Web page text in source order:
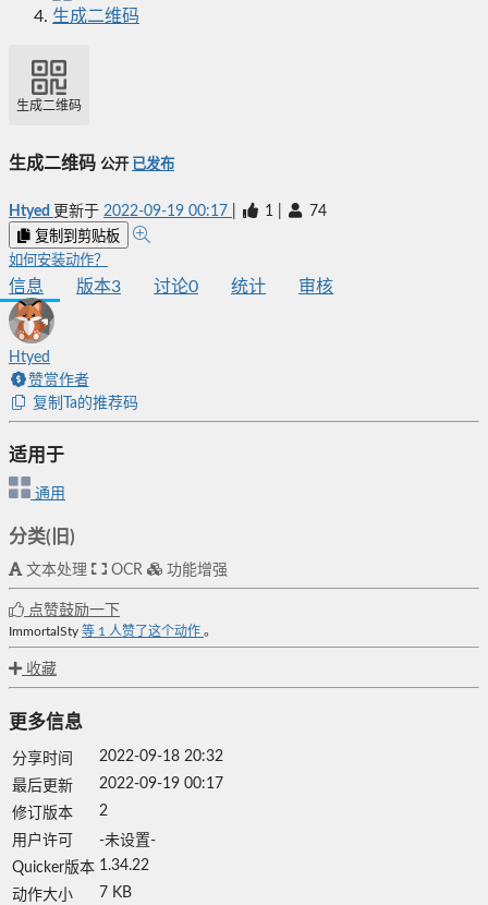
生成二维码
生成二维码
生成二维码 公开 已发布
Htyed 更新于 2022-09-19 00:17 1 74
复制到剪贴板
如何安装动作？
信息 版本3 讨论0 统计 审核
Htyed
赞赏作者
复制Ta的推荐码
适用于
通用
分类(旧)
文本处理 OCR 功能增强
点赞鼓励一下
ImmortalSty 等 1 人赞了这个动作 。
收藏
更多信息
分享时间
2022-09-18 20:32
最后更新
2022-09-19 00:17
修订版本
2
用户许可
-未设置-
Quicker版本 1.34.22
动作大小
7 KB